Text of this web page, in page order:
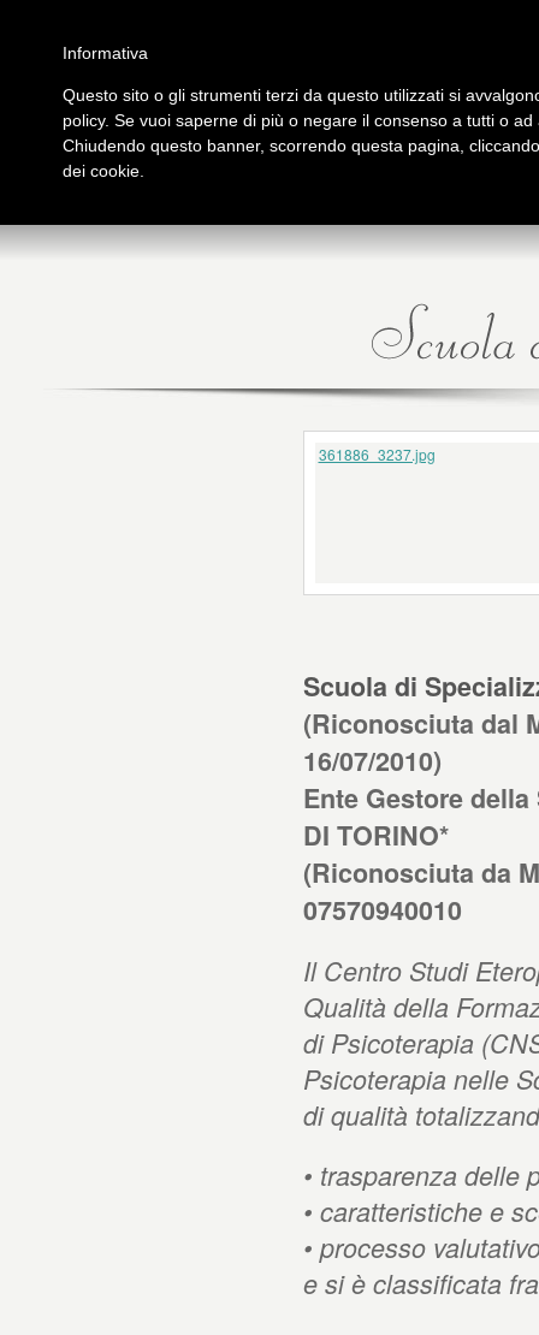
Home
Galleria immagini
PRESENTAZIONE
tutto su Logos
361886_3237.jpg
Scuola di
(Riconosciuta dal
16/07/2010)
Ente Gestore
DI TORINO*
(Riconosciuta da
07570940010
Il Centro Studi
Qualità della
di Psicoterapia
Psicoterapia nelle
di qualità
• trasparenza delle
• caratteristiche e
• processo
e si è classificata
Informativa
Questo sito o gli strumenti terzi da questo utilizzati si
policy. Se vuoi saperne di più o negare il consenso a tutti o
Chiudendo questo banner, scorrendo questa pagina,
dei cookie.